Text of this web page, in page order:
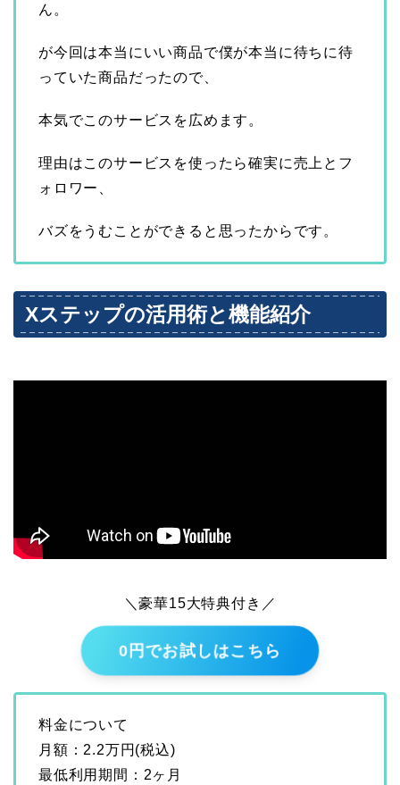
ん。
が今回は本当にいい商品で僕が本当に待ちに待
っていた商品だったので、
本気でこのサービスを広めます。
理由はこのサービスを使ったら確実に売上とフ
ォロワー、
バズをうむことができると思ったからです。
Xステップの活用術と機能紹介
＼豪華15大特典付き／
0円でお試しはこちら
料金について
月額：2.2万円(税込)
最低利用期間：2ヶ月